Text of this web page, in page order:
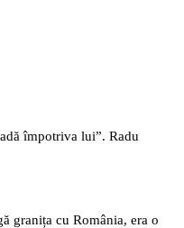
împotriva lui”. Radu
granița cu România, era o